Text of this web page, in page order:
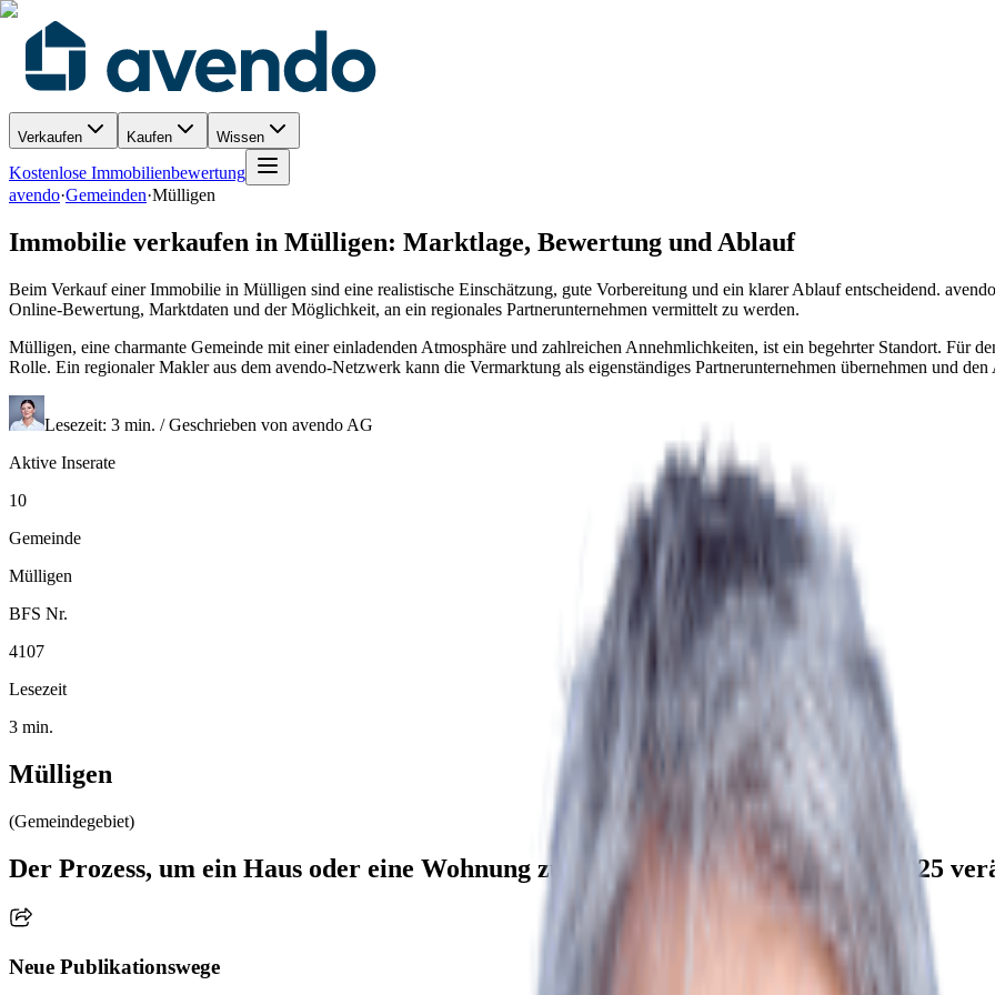
Verkaufen Kaufen Wissen
Kostenlose Immobilienbewertung
avendo·Gemeinden·Mülligen
Immobilie verkaufen in Mülligen: Marktlage, Bewertung und Ablauf
Beim Verkauf einer Immobilie in Mülligen sind eine realistische Einschätzung, gute Vorbereitung und ein klarer Ablauf entscheidend.
Online-Bewertung, Marktdaten und der Möglichkeit, an ein regionales Partnerunternehmen vermittelt zu werden.
Mülligen, eine charmante Gemeinde mit einer einladenden Atmosphäre und zahlreichen Annehmlichkeiten, ist ein begehrter Standort. Für
Rolle. Ein regionaler Makler aus dem avendo-Netzwerk kann die Vermarktung als eigenständiges Partnerunternehmen übernehmen und
Lesezeit: 3 min. / Geschrieben von avendo AG
Aktive Inserate
10
Gemeinde
Mülligen
BFS Nr.
4107
Lesezeit
3 min.
Mülligen
(Gemeindegebiet)
Der Prozess, um ein Haus oder eine Wohnung zu verkaufen, hat sich im Jahr 2025
Neue Publikationswege